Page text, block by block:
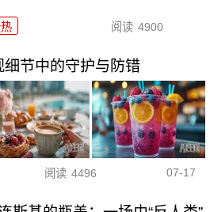
阅读 4900
节中的守护与防错
阅读 4496 07-17